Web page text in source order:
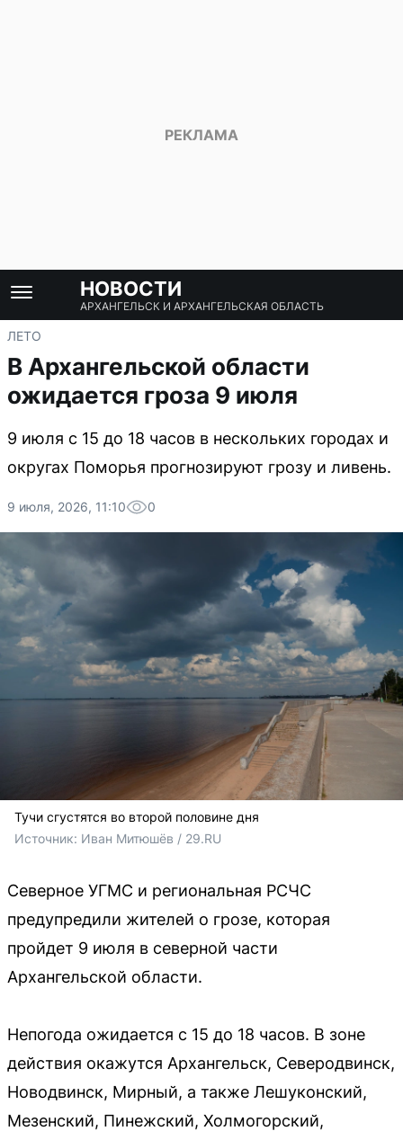
НОВОСТИ
АРХАНГЕЛЬСК И АРХАНГЕЛЬСКАЯ ОБЛАСТЬ
ЛЕТО
В Архангельской области
ожидается гроза 9 июля
9 июля с 15 до 18 часов в нескольких городах и
округах Поморья прогнозируют грозу и ливень.
9 июля, 2026, 11:10 0
Тучи сгустятся во второй половине дня
Источник: Иван Митюшёв / 29.RU
Северное УГМС и региональная РСЧС
предупредили жителей о грозе, которая
пройдет 9 июля в северной части
Архангельской области.
Непогода ожидается с 15 до 18 часов. В зоне
действия окажутся Архангельск, Северодвинск,
Новодвинск, Мирный, а также Лешуконский,
Мезенский, Пинежский, Холмогорский,